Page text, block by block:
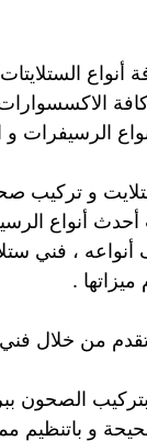
أنواع
الرسيفرات
و تركيب
أنواع
أنواعه ، فني
.
من خلال
الصحون
و باتنظيم